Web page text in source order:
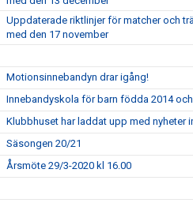
Uppdaterade riktlinjer för matcher och
med den 17 november
Motionsinnebandyn drar igång!
Innebandyskola för barn födda 2014
Klubbhuset har laddat upp med nyheter
Säsongen 20/21
Årsmöte 29/3-2020 kl 16.00